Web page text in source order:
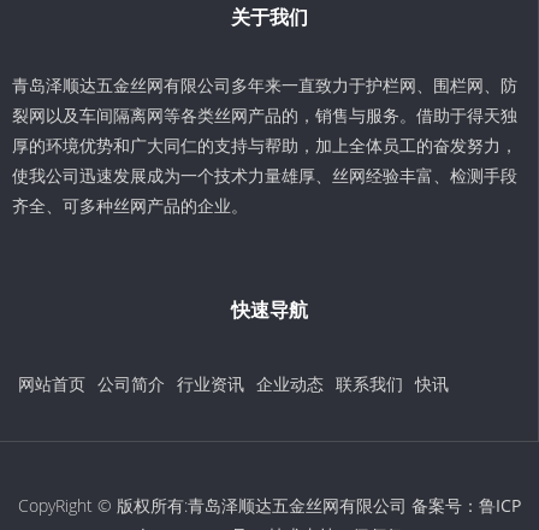
关于我们
青岛泽顺达五金丝网有限公司多年来一直致力于护栏网、围栏网、防
裂网以及车间隔离网等各类丝网产品的，销售与服务。借助于得天独
厚的环境优势和广大同仁的支持与帮助，加上全体员工的奋发努力，
使我公司迅速发展成为一个技术力量雄厚、丝网经验丰富、检测手段
齐全、可多种丝网产品的企业。
快速导航
网站首页 公司简介 行业资讯 企业动态 联系我们 快讯
CopyRight © 版权所有:青岛泽顺达五金丝网有限公司 备案号： 鲁ICP